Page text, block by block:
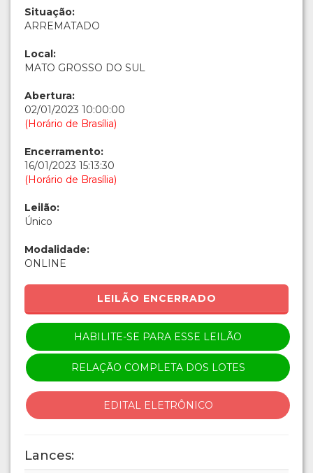
Situação:
ARREMATADO
Local:
MATO GROSSO DO SUL
Abertura:
02/01/2023 10:00:00
(Horário de Brasília)
Encerramento:
16/01/2023 15:13:30
(Horário de Brasília)
Leilão:
Único
Modalidade:
ONLINE
LEILÃO ENCERRADO
HABILITE-SE PARA ESSE LEILÃO
RELAÇÃO COMPLETA DOS LOTES
EDITAL ELETRÔNICO
Lances: